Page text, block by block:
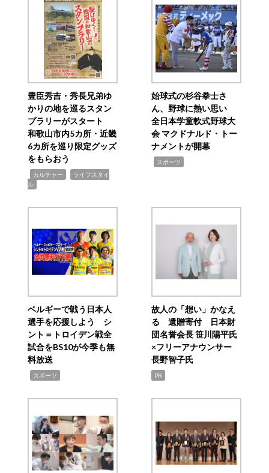
豊臣秀吉・秀長兄弟ゆ
かりの地を巡るスタン
プラリーがスタート
和歌山市内5カ所・近畿
6カ所を巡り限定グッズ
をもらおう
カルチャー
ライフスタイ
ル
始球式の杉谷拳士さ
ん、野球に熱い思い
全日本学童軟式野球大
会 マクドナルド・トー
ナメントが開幕
スポーツ
ベルギーで戦う日本人
選手を応援しよう シ
ント＝トロイデン戦全
試合をBS10が今季も無
料放送
スポーツ
故人の「想い」かなえ
る 遺贈寄付 日本財
団名誉会長 笹川陽平氏
×フリーアナウンサー
長野智子氏
PR